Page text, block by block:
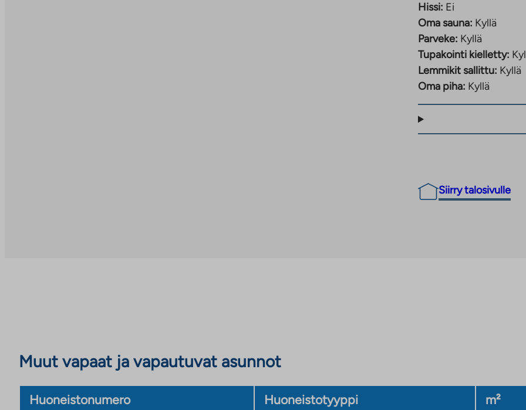
Hissi: Ei
Oma sauna: Kyllä
Parveke: Kyllä
Tupakointi kielletty:
Lemmikit sallittu: Kyllä
Oma piha: Kyllä
Siirry talosivulle
Muut vapaat ja vapautuvat asunnot
Huoneistonumero Huoneistotyyppi m²